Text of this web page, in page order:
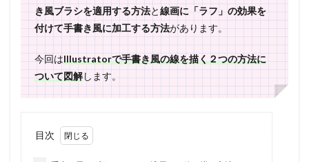
き風ブラシを適用する方法と線画に「ラフ」の効果を
付けて手書き風に加工する方法があります。
今回はIllustratorで手書き風の線を描く２つの方法に
ついて図解します。
目次